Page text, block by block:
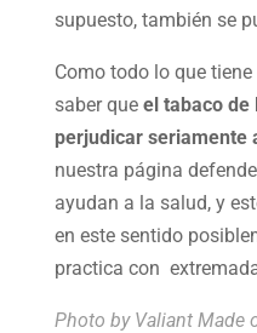
supuesto, también se
Como todo lo que
saber que el tabaco
perjudicar seriamente
nuestra página
ayudan a la salud, y
en este sentido
practica con
Photo by Valiant Made